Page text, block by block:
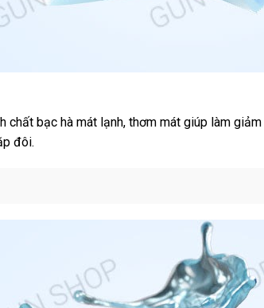
chất bạc hà mát lạnhthanh
, thơm mát giúp làm giảm
đôiMỹ
.